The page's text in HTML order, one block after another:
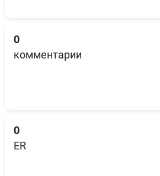
0
комментарии
0
ER